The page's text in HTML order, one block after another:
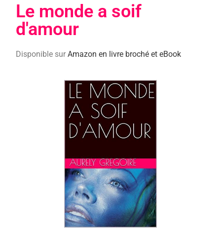
Le monde a soif
d'amour
Disponible surAmazon en livre broché et eBook